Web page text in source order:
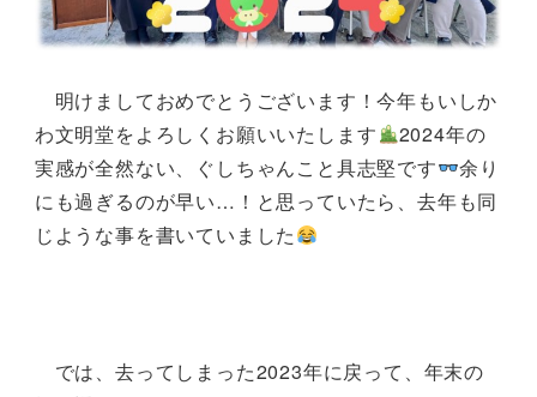
明けましておめでとうございます！今年もいしか
わ文明堂をよろしくお願いいたします
2024年の
実感が全然ない、ぐしちゃんこと具志堅です
余り
にも過ぎるのが早い…！と思っていたら、去年も同
じような事を書いていました
では、去ってしまった2023年に戻って、年末の